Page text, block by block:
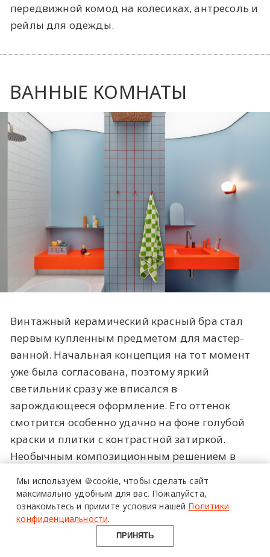
передвижной комод на колесиках, антресоль и
рейлы для одежды.
ВАННЫЕ КОМНАТЫ
Винтажный керамический красный бра стал
первым купленным предметом для мастер-
ванной. Начальная концепция на тот момент
уже была согласована, поэтому яркий
светильник сразу же вписался в
зарождающееся оформление. Его оттенок
смотрится особенно удачно на фоне голубой
краски и плитки с контрастной затиркой.
Необычным композиционным решением в
единая линия тумбы с умывальником и полки
для косметических принадлежностей возле
ванной — ярко-оранжевые конструкции
визуально объединили две части
более 20 тысяч
специалистов читают
про дизайн
и архитектуру
в Telegram канале
Design Mate
Мы используем 🍪cookie, чтобы сделать сайт
максимально удобным для вас. Пожалуйста,
ознакомьтесь и примите условия нашей Политики
конфиденциальности.
ПРИНЯТЬ